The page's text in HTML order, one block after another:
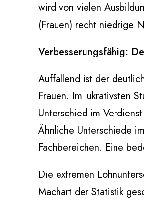
wird von vielen
(Frauen) recht niedrige
Verbesserungsfähig:
Auffallend ist der
Frauen. Im lukrativsten
Unterschied im
Ähnliche Unterschiede
Fachbereichen. Eine
Die extremen
Machart der Statistik